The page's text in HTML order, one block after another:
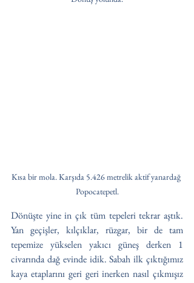
Kısa bir mola. Karşıda 5.426 metrelik aktif yanardağ
Popocatepetl.
Dönüşte yine in çık tüm tepeleri tekrar aştık.
Yan geçişler, kılçıklar, rüzgar, bir de tam
tepemize yükselen yakıcı güneş derken 1
civarında dağ evinde idik. Sabah ilk çıktığımız
kaya etaplarını geri geri inerken nasıl çıkmışız